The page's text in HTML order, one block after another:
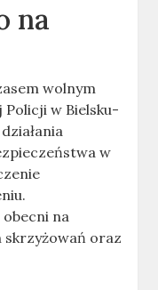
na
wolnym
w Bielsku-
w
na
skrzyżowań oraz